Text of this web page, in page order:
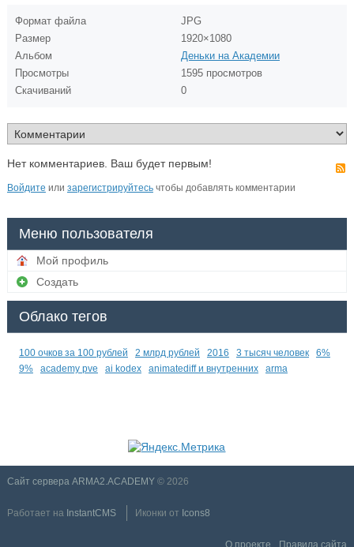
Формат файла
JPG
Размер
1920×1080
Альбом
Деньки на Академии
Просмотры
1595 просмотров
Скачиваний
0
Нет комментариев. Ваш будет первым!
Войдите или зарегистрируйтесьчтобы добавлять комментарии
Меню пользователя
Мой профиль
Создать
Облако тегов
100 очков за 100 рублей 2 млрд рублей 2016 3 тысяч человек
6%
9%
academy pve ai kodex animatediff и внутренних arma
Сайт сервера ARMA2.ACADEMY© 2026
Работает на InstantCMS Иконки от Icons8